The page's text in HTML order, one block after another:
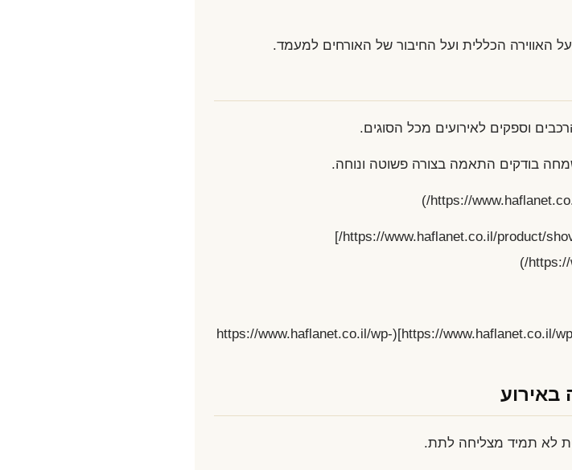
האווירה הכללית ועל החיבור של האורחים למעמד.
וספקים לאירועים מכל הסוגים.
בודקים התאמה בצורה פשוטה ונוחה.
קישור ישיר לעמוד של שובל שליו: [https://www.haflanet.co.il/product/shoval_shalev_singer/]
[https://www.haflanet.co.il/wp-content/uploads/2023/05/Untitled-design-16.png](https://www.haflanet.co.il/wp-
באירוע
לא תמיד מצליחה לתת.